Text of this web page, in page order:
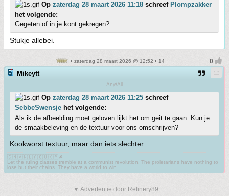
Op zaterdag 28 maart 2026 11:18 schreef Plompzakker
het volgende:
Gegeten of in je kont gekregen?
Stukje allebei.
• zaterdag 28 maart 2026 @ 12:52 • 14
Mikeytt
Any/All
Op zaterdag 28 maart 2026 11:25 schreef
SebbeSwensje het volgende:
Als ik de afbeelding moet geloven lijkt het om geit te gaan. Kun je
de smaakbeleving en de textuur voor ons omschrijven?
Kookworst textuur, maar dan iets slechter.
🇨🇳🇻🇳🇱🇦🇨🇺🇰🇵☭
Let the ruling classes tremble at a communist revolution. The proletarians have nothing to
lose but their chains. They have a world to win.
▼ Advertentie door Refinery89